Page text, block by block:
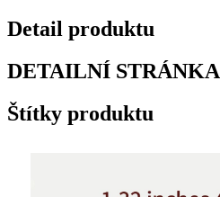
Detail produktu
DETAILNÍ STRÁNKA
Štítky produktu